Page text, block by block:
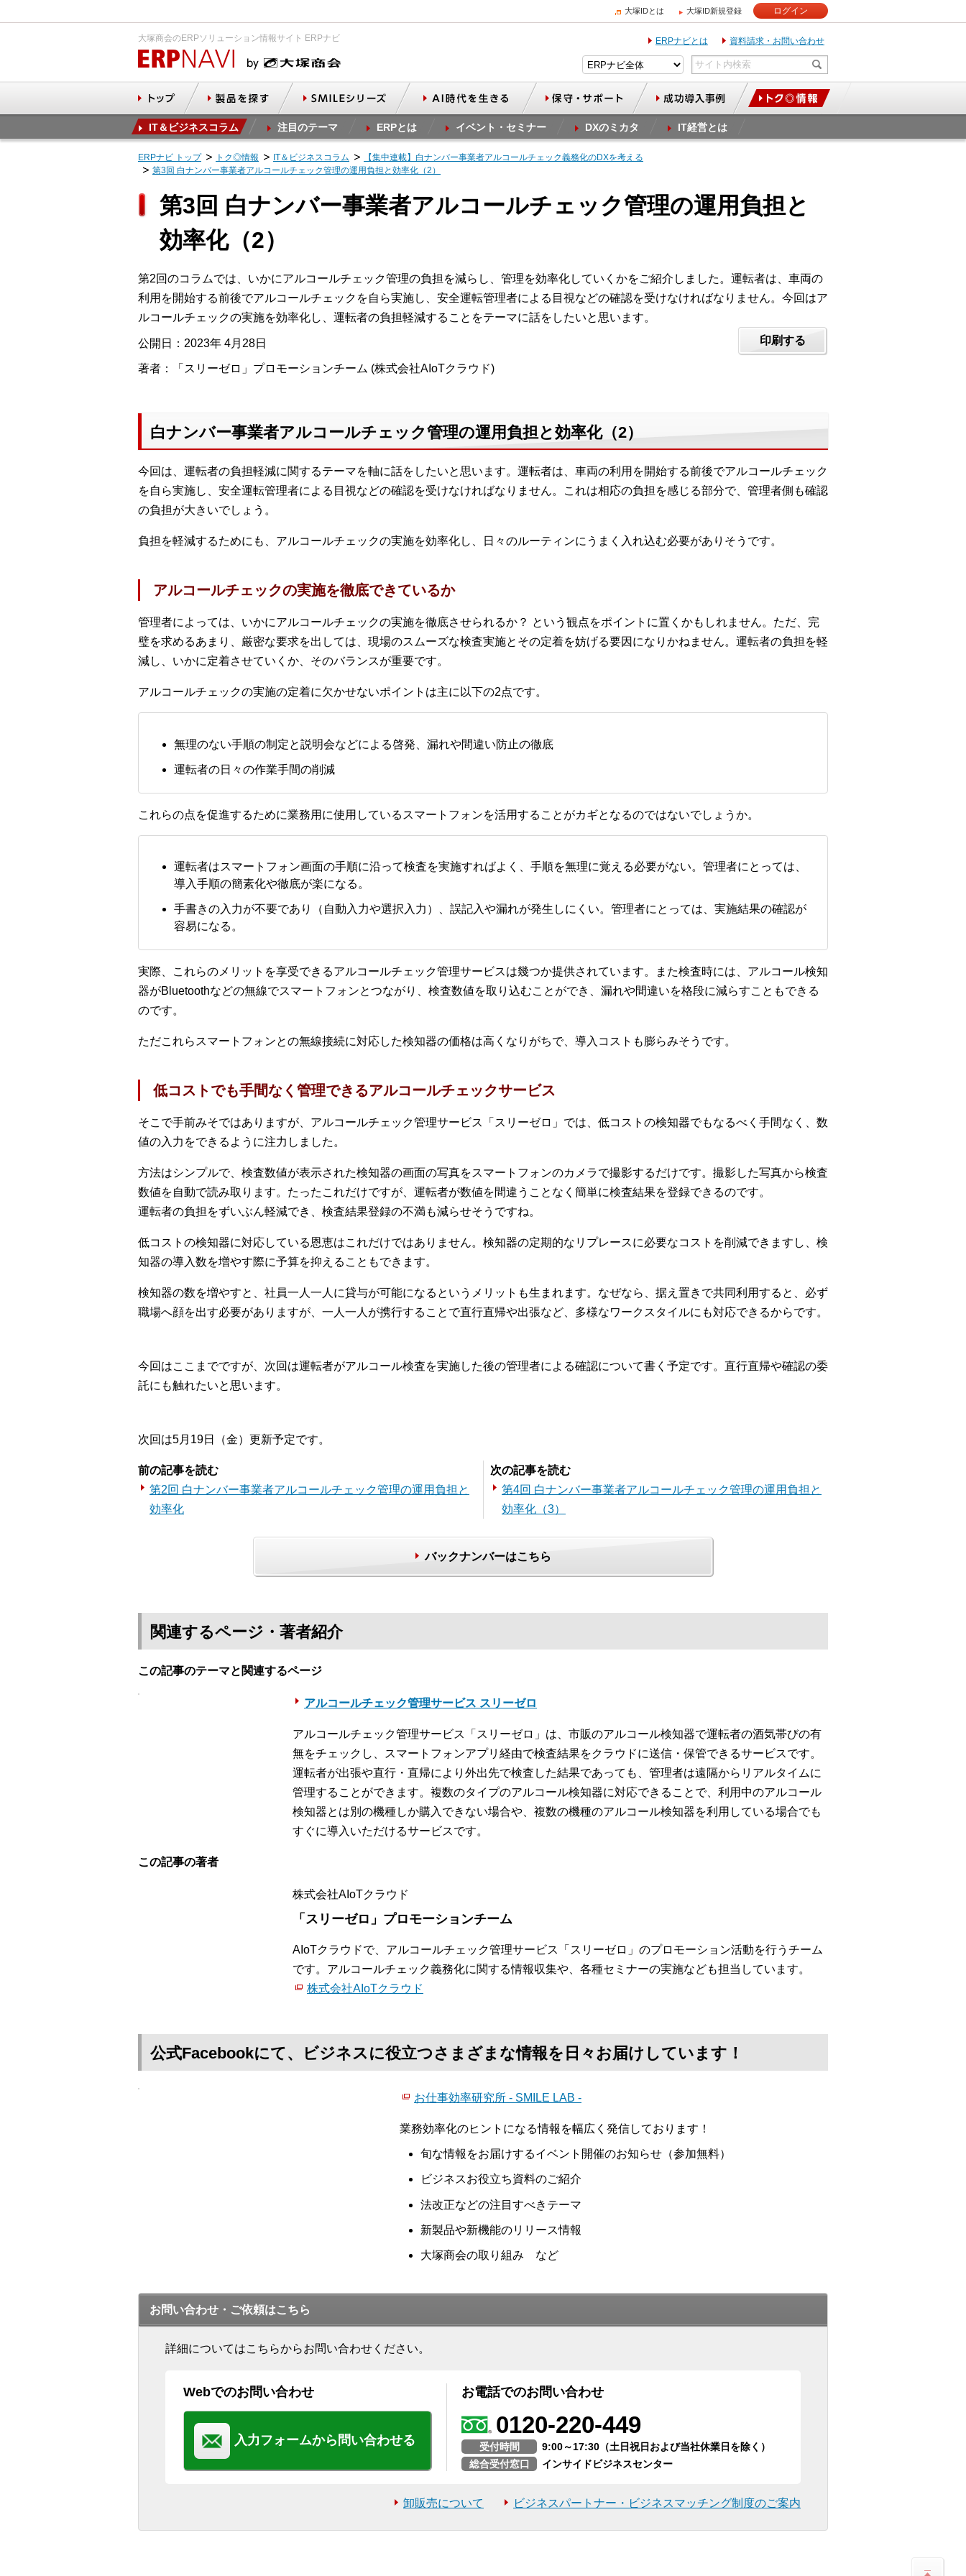
大塚IDとは 大塚ID新規登録 ログイン
大塚商会のERPソリューション情報サイト ERPナビ ERPナビとは 資料請求・お問い合わせ
IT＆ビジネスコラム 注目のテーマ ERPとは イベント・セミナー DXのミカタ IT経営とは
ERPナビ トップ トク◎情報 IT＆ビジネスコラム
【集中連載】白ナンバー事業者アルコールチェック義務化のDXを考える
第3回 白ナンバー事業者アルコールチェック管理の運用負担と効率化（2）
第3回 白ナンバー事業者アルコールチェック管理の運用負担と
効率化（2）
第2回のコラムでは、いかにアルコールチェック管理の負担を減らし、管理を効率化していくかをご紹介しました。運転者は、車両の
利用を開始する前後でアルコールチェックを自ら実施し、安全運転管理者による目視などの確認を受けなければなりません。今回はア
ルコールチェックの実施を効率化し、運転者の負担軽減することをテーマに話をしたいと思います。
公開日：2023年 4月28日
著者：「スリーゼロ」プロモーションチーム (株式会社AIoTクラウド)
印刷する
白ナンバー事業者アルコールチェック管理の運用負担と効率化（2）
今回は、運転者の負担軽減に関するテーマを軸に話をしたいと思います。運転者は、車両の利用を開始する前後でアルコールチェック
を自ら実施し、安全運転管理者による目視などの確認を受けなければなりません。これは相応の負担を感じる部分で、管理者側も確認
の負担が大きいでしょう。
負担を軽減するためにも、アルコールチェックの実施を効率化し、日々のルーティンにうまく入れ込む必要がありそうです。
アルコールチェックの実施を徹底できているか
管理者によっては、いかにアルコールチェックの実施を徹底させられるか？ という観点をポイントに置くかもしれません。ただ、完
璧を求めるあまり、厳密な要求を出しては、現場のスムーズな検査実施とその定着を妨げる要因になりかねません。運転者の負担を軽
減し、いかに定着させていくか、そのバランスが重要です。
アルコールチェックの実施の定着に欠かせないポイントは主に以下の2点です。
無理のない手順の制定と説明会などによる啓発、漏れや間違い防止の徹底
運転者の日々の作業手間の削減
これらの点を促進するために業務用に使用しているスマートフォンを活用することがカギとなるのではないでしょうか。
運転者はスマートフォン画面の手順に沿って検査を実施すればよく、手順を無理に覚える必要がない。管理者にとっては、
導入手順の簡素化や徹底が楽になる。
手書きの入力が不要であり（自動入力や選択入力）、誤記入や漏れが発生しにくい。管理者にとっては、実施結果の確認が
容易になる。
実際、これらのメリットを享受できるアルコールチェック管理サービスは幾つか提供されています。また検査時には、アルコール検知
器がBluetoothなどの無線でスマートフォンとつながり、検査数値を取り込むことができ、漏れや間違いを格段に減らすこともできる
のです。
ただこれらスマートフォンとの無線接続に対応した検知器の価格は高くなりがちで、導入コストも膨らみそうです。
低コストでも手間なく管理できるアルコールチェックサービス
そこで手前みそではありますが、アルコールチェック管理サービス「スリーゼロ」では、低コストの検知器でもなるべく手間なく、数
値の入力をできるように注力しました。
方法はシンプルで、検査数値が表示された検知器の画面の写真をスマートフォンのカメラで撮影するだけです。撮影した写真から検査
数値を自動で読み取ります。たったこれだけですが、運転者が数値を間違うことなく簡単に検査結果を登録できるのです。
運転者の負担をずいぶん軽減でき、検査結果登録の不満も減らせそうですね。
低コストの検知器に対応している恩恵はこれだけではありません。検知器の定期的なリプレースに必要なコストを削減できますし、検
知器の導入数を増やす際に予算を抑えることもできます。
検知器の数を増やすと、社員一人一人に貸与が可能になるというメリットも生まれます。なぜなら、据え置きで共同利用すると、必ず
職場へ顔を出す必要がありますが、一人一人が携行することで直行直帰や出張など、多様なワークスタイルにも対応できるからです。
今回はここまでですが、次回は運転者がアルコール検査を実施した後の管理者による確認について書く予定です。直行直帰や確認の委
託にも触れたいと思います。
次回は5月19日（金）更新予定です。
前の記事を読む
第2回 白ナンバー事業者アルコールチェック管理の運用負担と
効率化
次の記事を読む
第4回 白ナンバー事業者アルコールチェック管理の運用負担と
効率化（3）
バックナンバーはこちら
関連するページ・著者紹介
この記事のテーマと関連するページ
アルコールチェック管理サービス スリーゼロ
アルコールチェック管理サービス「スリーゼロ」は、市販のアルコール検知器で運転者の酒気帯びの有
無をチェックし、スマートフォンアプリ経由で検査結果をクラウドに送信・保管できるサービスです。
運転者が出張や直行・直帰により外出先で検査した結果であっても、管理者は遠隔からリアルタイムに
管理することができます。複数のタイプのアルコール検知器に対応できることで、利用中のアルコール
検知器とは別の機種しか購入できない場合や、複数の機種のアルコール検知器を利用している場合でも
すぐに導入いただけるサービスです。
この記事の著者
株式会社AIoTクラウド
「スリーゼロ」プロモーションチーム
AIoTクラウドで、アルコールチェック管理サービス「スリーゼロ」のプロモーション活動を行うチーム
です。アルコールチェック義務化に関する情報収集や、各種セミナーの実施なども担当しています。
株式会社AIoTクラウド
公式Facebookにて、ビジネスに役立つさまざまな情報を日々お届けしています！
お仕事効率研究所 - SMILE LAB -
業務効率化のヒントになる情報を幅広く発信しております！
旬な情報をお届けするイベント開催のお知らせ（参加無料）
ビジネスお役立ち資料のご紹介
法改正などの注目すべきテーマ
新製品や新機能のリリース情報
大塚商会の取り組み など
お問い合わせ・ご依頼はこちら
詳細についてはこちらからお問い合わせください。
Webでのお問い合わせ
入力フォームから問い合わせる
お電話でのお問い合わせ
0120-220-449
受付時間
9:00～17:30（土日祝日および当社休業日を除く）
総合受付窓口
インサイドビジネスセンター
卸販売について ビジネスパートナー・ビジネスマッチング制度のご案内